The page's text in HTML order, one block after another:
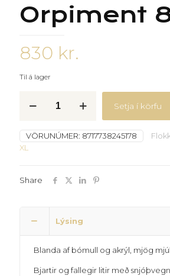
Orpiment
830 kr.
Til á lager
878
Setja í körfu
VÖRUNÚMER: 8717738245178
XL
Share
Lýsing
Blanda af bómull og akrýl, mjög
Bjartir og fallegir litir með